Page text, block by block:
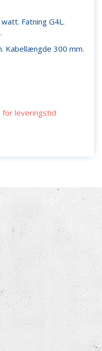
Fatning G4L.
Kabellængde 300 mm.
for leveringstid